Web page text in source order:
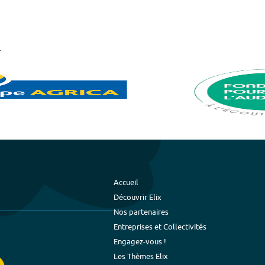
Accueil
Découvrir Elix
Nos partenaires
Entreprises et Collectivités
Engagez-vous !
Les Thèmes Elix